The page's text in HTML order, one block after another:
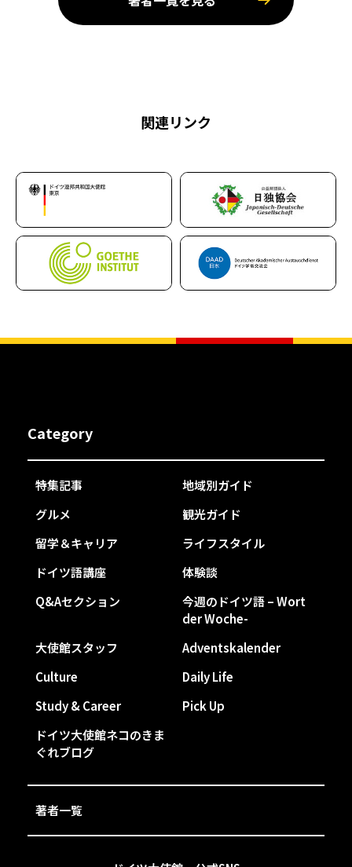
関連リンク
Category
特集記事
地域別ガイド
グルメ
観光ガイド
留学＆キャリア
ライフスタイル
ドイツ語講座
体験談
Q&Aセクション
今週のドイツ語 – Wort
der Woche-
大使館スタッフ
Adventskalender
Culture
Daily Life
Study & Career
Pick Up
ドイツ大使館ネコのきま
ぐれブログ
著者一覧